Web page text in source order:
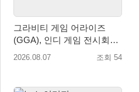
그라비티 게임 어라이즈
(GGA), 인디 게임 전시회
‘도쿄 게임 던전 13’ 참가!
2026.08.07 조회 54